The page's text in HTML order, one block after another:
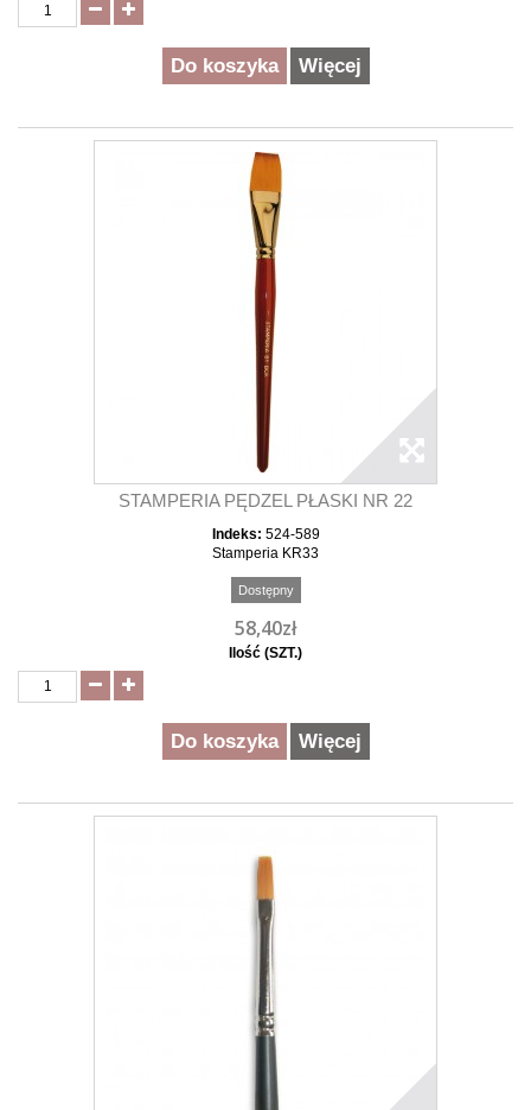
Do koszyka Więcej
STAMPERIA PĘDZEL PŁASKI NR 22
Indeks: 524-589
Stamperia KR33
Dostępny
58,40zł
Ilość (SZT.)
Do koszyka Więcej